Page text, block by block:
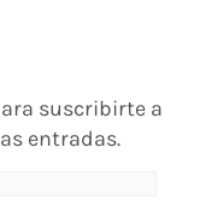
suscribirte a
entradas.